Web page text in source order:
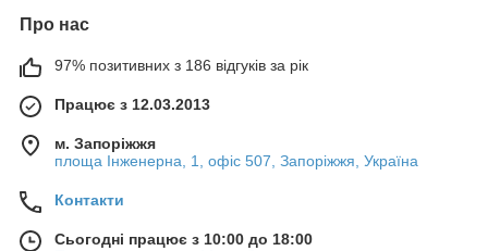
Про нас
97% позитивних з 186 відгуків за рік
Працює з 12.03.2013
м. Запоріжжя
площа Інженерна, 1, офіс 507, Запоріжжя, Україна
Контакти
Сьогодні працює з 10:00 до 18:00